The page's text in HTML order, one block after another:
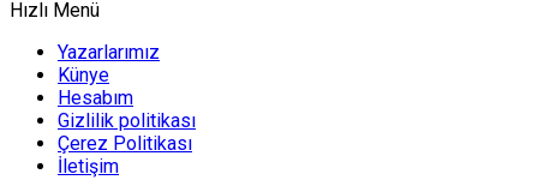
Hızlı Menü
Yazarlarımız
Künye
Hesabım
Gizlilik politikası
Çerez Politikası
İletişim